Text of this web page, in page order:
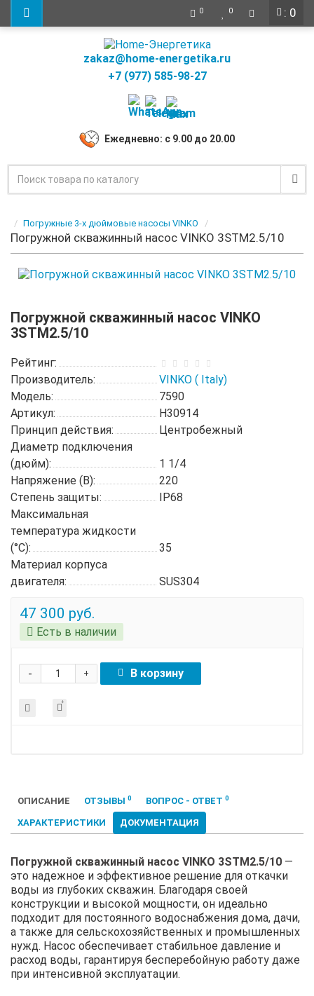
: 0
0 0
zakaz@home-energetika.ru
+7 (977) 585-98-27
Ежедневно: с 9.00 до 20.00
Погружные 3-х дюймовые насосы VINKO
Погружной скважинный насос VINKO 3STM2.5/10
Погружной скважинный насос VINKO
3STM2.5/10
Рейтинг:
Производитель:
VINKO ( Italy)
Модель:
7590
Артикул:
H30914
Принцип действия:
Центробежный
Диаметр подключения
(дюйм):
1 1/4
Напряжение (В):
220
Степень защиты:
IP68
Максимальная
температура жидкости
(°C):
35
Материал корпуса
двигателя:
SUS304
47 300 руб.
Есть в наличии
+
- В корзину
ОПИСАНИЕ ОТЗЫВЫ 0 ВОПРОС - ОТВЕТ 0
ХАРАКТЕРИСТИКИ ДОКУМЕНТАЦИЯ
Погружной скважинный насос VINKO 3STM2.5/10 —
это надежное и эффективное решение для откачки
воды из глубоких скважин. Благодаря своей
конструкции и высокой мощности, он идеально
подходит для постоянного водоснабжения дома, дачи,
а также для сельскохозяйственных и промышленных
нужд. Насос обеспечивает стабильное давление и
расход воды, гарантируя бесперебойную работу даже
при интенсивной эксплуатации.